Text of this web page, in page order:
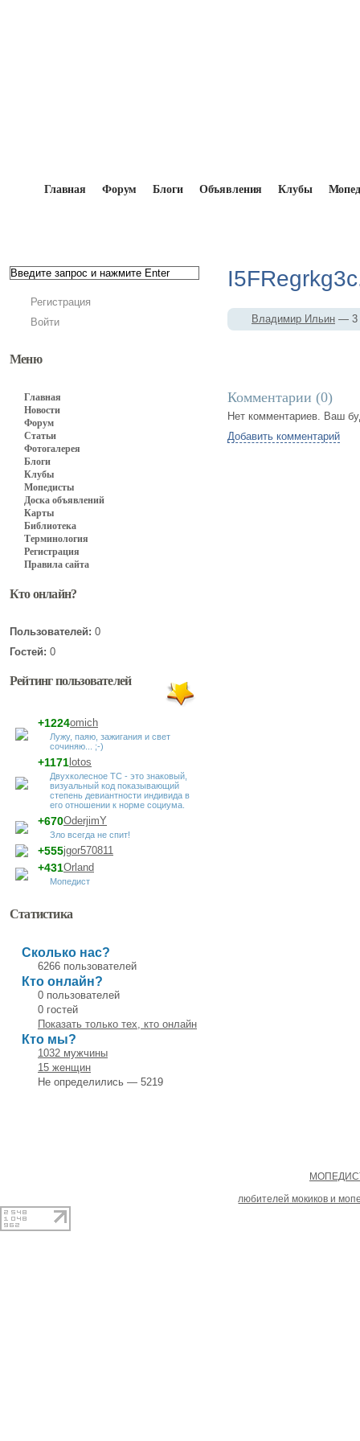
Главная Форум Блоги Объявления Клубы
Регистрация
Войти
Меню
Главная
Новости
Форум
Статьи
Фотогалерея
Блоги
Клубы
Мопедисты
Доска объявлений
Карты
Библиотека
Терминология
Регистрация
Правила сайта
Кто онлайн?
Пользователей: 0
Гостей: 0
Рейтинг пользователей
omich
+1224
Лужу, паяю, зажигания и свет
сочиняю... ;-)
lotos
+1171
Двухколесное ТС - это знаковый,
визуальный код показывающий
степень девиантности индивида в
его отношении к норме социума.
OderjimY
+670
Зло всегда не спит!
jgor570811
+555
Orland
+431
Мопедист
Статистика
Сколько нас?
6266 пользователей
Кто онлайн?
0 пользователей
0 гостей
Показать только тех, кто онлайн
Кто мы?
1032 мужчины
15 женщин
Не определились — 5219
Владимир Ильин — 3
Комментарии (0)
Нет комментариев. Ваш
Добавить комментарий
любителей мокиков и